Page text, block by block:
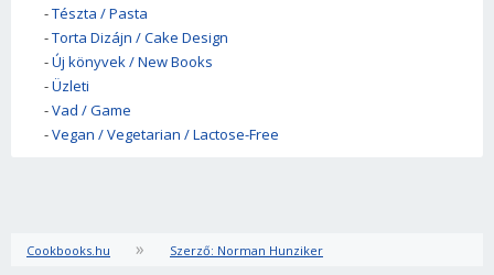
-Tészta / Pasta
-Torta Dizájn / Cake Design
-Új könyvek / New Books
-Üzleti
-Vad / Game
-Vegan / Vegetarian / Lactose-Free
Cookbooks.hu » Szerző: Norman Hunziker